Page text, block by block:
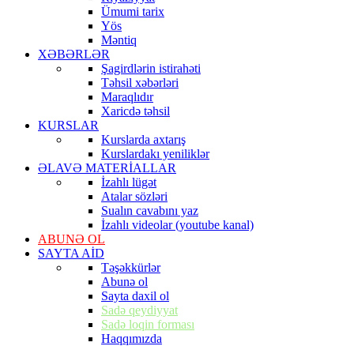
Ümumi tarix
Yös
Məntiq
XƏBƏRLƏR
Şagirdlərin istirahəti
Təhsil xəbərləri
Maraqlıdır
Xaricdə təhsil
KURSLAR
Kurslarda axtarış
Kurslardakı yeniliklər
ƏLAVƏ MATERİALLAR
İzahlı lügət
Atalar sözləri
Sualın cavabını yaz
İzahlı videolar (youtube kanal)
ABUNƏ OL
SAYTA AİD
Təşəkkürlər
Abunə ol
Sayta daxil ol
Sadə qeydiyyat
Sadə loqin forması
Haqqımızda